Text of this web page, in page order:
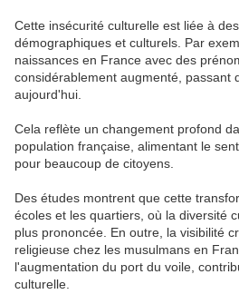
Cette insécurité culturelle est liée à
démographiques et culturels. Par
naissances en France avec des
considérablement augmenté, passant
aujourd'hui.
Cela reflète un changement profond
population française, alimentant le
pour beaucoup de citoyens.
Des études montrent que cette
écoles et les quartiers, où la diversité
plus prononcée. En outre, la visibilité
religieuse chez les musulmans en
l'augmentation du port du voile,
culturelle.